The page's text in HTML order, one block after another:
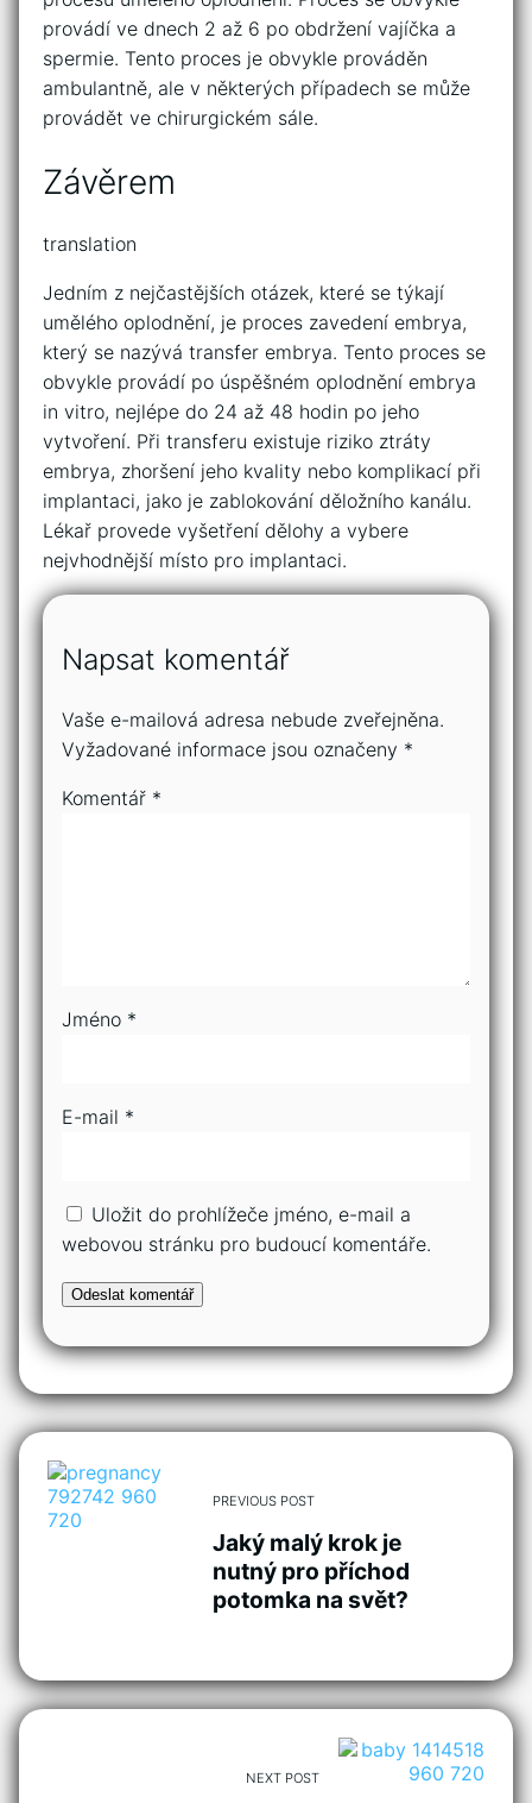
provádí ve dnech 2 až 6 po obdržení vajíčka a
spermie. Tento proces je obvykle prováděn
ambulantně, ale v některých případech se může
provádět ve chirurgickém sále.
Závěrem
translation
Jedním z nejčastějších otázek, které se týkají
umělého oplodnění, je proces zavedení embrya,
který se nazývá transfer embrya. Tento proces se
obvykle provádí po úspěšném oplodnění embrya
in vitro, nejlépe do 24 až 48 hodin po jeho
vytvoření. Při transferu existuje riziko ztráty
embrya, zhoršení jeho kvality nebo komplikací při
implantaci, jako je zablokování děložního kanálu.
Lékař provede vyšetření dělohy a vybere
nejvhodnější místo pro implantaci.
Napsat komentář
Vaše e-mailová adresa nebude zveřejněna.
Vyžadované informace jsou označeny *
Komentář *
Jméno *
E-mail *
Uložit do prohlížeče jméno, e-mail a
webovou stránku pro budoucí komentáře.
PREVIOUS POST
Jaký malý krok je
nutný pro příchod
potomka na svět?
NEXT POST